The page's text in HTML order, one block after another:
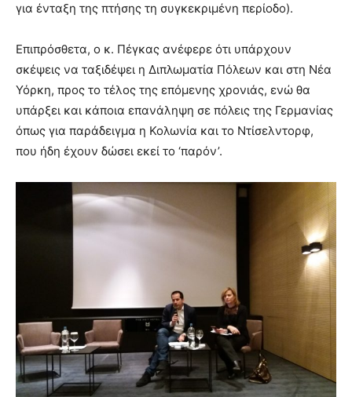
για ένταξη της πτήσης τη συγκεκριμένη περίοδο).
Επιπρόσθετα, ο κ. Πέγκας ανέφερε ότι υπάρχουν
σκέψεις να ταξιδέψει η Διπλωματία Πόλεων και στη Νέα
Υόρκη, προς το τέλος της επόμενης χρονιάς, ενώ θα
υπάρξει και κάποια επανάληψη σε πόλεις της Γερμανίας
όπως για παράδειγμα η Κολωνία και το Ντίσελντορφ,
που ήδη έχουν δώσει εκεί το ‘παρόν’.